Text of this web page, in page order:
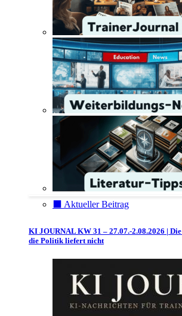
⬛️ Aktueller Beitrag
KI JOURNAL KW 31 – 27.07.-2.08.2026 |
die Politik liefert nicht